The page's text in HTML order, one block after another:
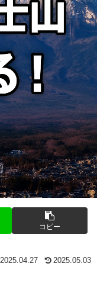
コピー
2025.04.27 2025.05.03